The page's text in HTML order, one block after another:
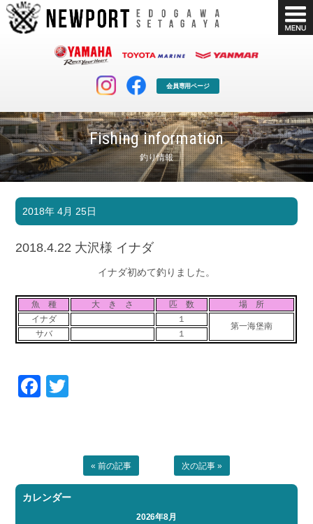
会員専用ページ
Fishing information
釣り情報
マリンクラブ
マリンライフを堪能したい！
ボート販売
ボート免許
長年の実績と信頼！
Shop Info. Blog
お問い合わせ
Contact us
会社概要
Company
2018年 4月 25日
2018.4.22 大沢様 イナダ
イナダ初めて釣りました。
魚 種 大 き さ 匹 数
場 所
イナダ
１
第一海堡南
サバ １
Facebook
« 前の記事 次の記事 »
カレンダー
2026年8月